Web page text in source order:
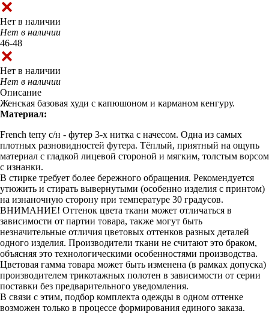
Нет в наличии
Нет в наличии
46-48
Нет в наличии
Нет в наличии
Описание
Женская базовая худи с капюшоном и карманом кенгуру.
Материал:
French terry с/н - футер 3-х нитка с начесом. Одна из самых
плотных разновидностей футера. Тёплый, приятный на ощупь
материал с гладкой лицевой стороной и мягким, толстым ворсом
с изнанки.
В стирке требует более бережного обращения. Рекомендуется
утюжить и стирать вывернутыми (особенно изделия с принтом)
на изнаночную сторону при температуре 30 градусов.
ВНИМАНИЕ! Оттенок цвета ткани может отличаться в
зависимости от партии товара, также могут быть
незначительные отличия цветовых оттенков разных деталей
одного изделия. Производители ткани не считают это браком,
объясняя это технологическими особенностями производства.
Цветовая гамма товара может быть изменена (в рамках допуска)
производителем трикотажных полотен в зависимости от серии
поставки без предварительного уведомления.
В связи с этим, подбор комплекта одежды в одном оттенке
возможен только в процессе формирования единого заказа.